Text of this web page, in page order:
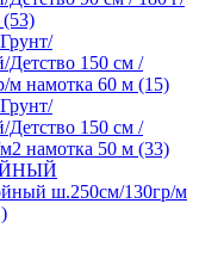
Детство 150 см /
м намотка 60 м (15)
Детство 150 см /
намотка 50 м (33)
ш.250см/130гр/м